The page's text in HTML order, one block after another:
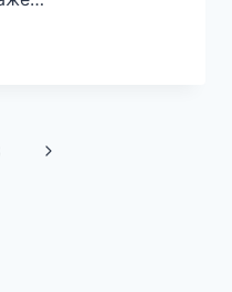
Следующая